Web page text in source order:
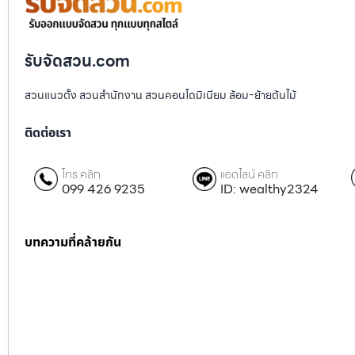
รับจัดสวน.com
สวนแนวตั้ง สวนสำนักงาน สวนคอนโดมิเนียม ล้อม-ย้ายต้นไม้
ติดต่อเรา
โทร คลิก
099 426 9235
แอดไลน์ คลิก
ID: wealthy2324
บทความที่คล้ายกัน